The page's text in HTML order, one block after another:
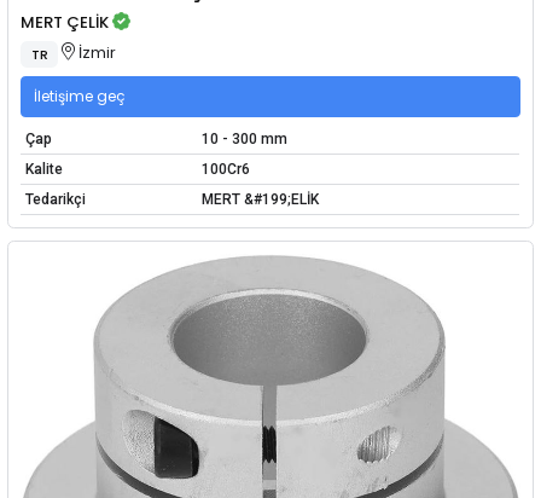
MERT ÇELİK
TR İzmir
İletişime geç
Çap
10 - 300 mm
Kalite
100Cr6
Tedarikçi
MERT &#199;ELİK